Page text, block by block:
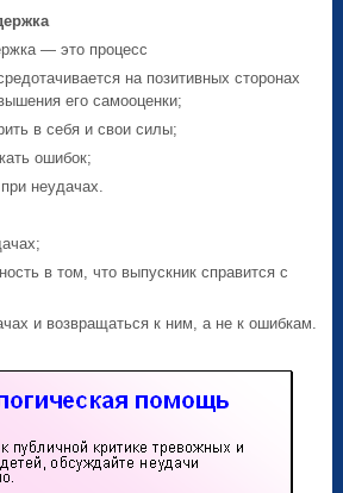
— это процесс
на позитивных сторонах
его самооценки;
в себя и свои силы;
ошибок;
неудачах.
в том, что выпускник справится с
и возвращаться к ним, а не к ошибкам.